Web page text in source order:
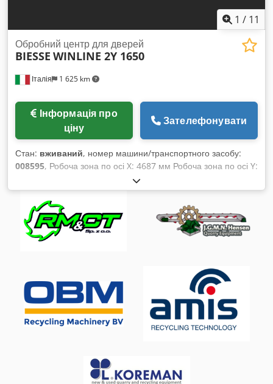
1 / 11
Італія 1 625 km
Обробний центр для дверей
BIESSE WINLINE 2Y 1650
ціну
Зателефонувати
Стан: вживаний, номер машини/транспортного засобу:
008595, Робоча зона по осі X: 4687 мм Робоча зона по осі Y:
260 мм Робоча поверхня: з вакуумними консолями-
підставками Cedpfx Aey Stvvjqisha Потужність головного
шпинделя: 19 кВт Кількість керованих осей: 4 осі Кількість
позицій для інструментів: 44